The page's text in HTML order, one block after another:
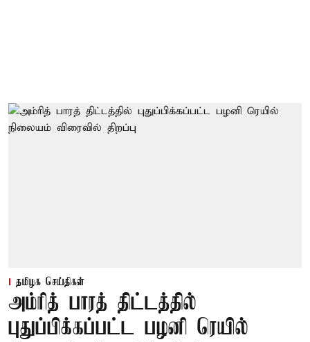
தமிழக செய்திகள்
அம்ரித் பாரத் திட்டத்தில்
புதுப்பிக்கப்பட்ட பழனி ரெயில்